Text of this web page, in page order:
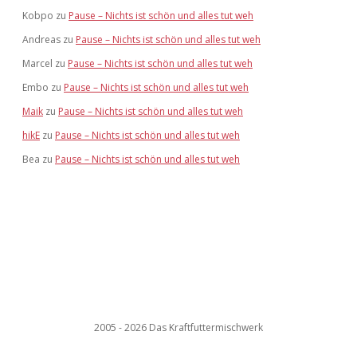
Kobpo zu Pause – Nichts ist schön und alles tut weh
Andreas zu Pause – Nichts ist schön und alles tut weh
Marcel zu Pause – Nichts ist schön und alles tut weh
Embo zu Pause – Nichts ist schön und alles tut weh
Maik zu Pause – Nichts ist schön und alles tut weh
hikE zu Pause – Nichts ist schön und alles tut weh
Bea zu Pause – Nichts ist schön und alles tut weh
2005 - 2026 Das Kraftfuttermischwerk